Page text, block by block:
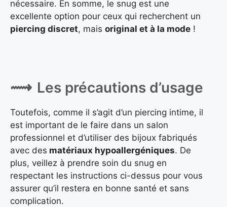
nécessaire. En somme, le snug est une
excellente option pour ceux qui recherchent un
piercing discret, mais original et à la mode !
Les précautions d’usage
Toutefois, comme il s’agit d’un piercing intime, il
est important de le faire dans un salon
professionnel et d’utiliser des bijoux fabriqués
avec des matériaux hypoallergéniques. De
plus, veillez à prendre soin du snug en
respectant les instructions ci-dessus pour vous
assurer qu’il restera en bonne santé et sans
complication.